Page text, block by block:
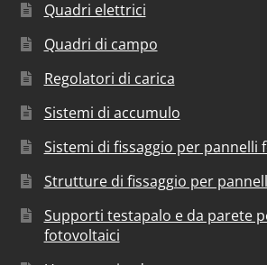
Quadri elettrici
Quadri di campo
Regolatori di carica
Sistemi di accumulo
Sistemi di fissaggio per pannelli
Strutture di fissaggio per
Supporti testapalo e da parete
fotovoltaici